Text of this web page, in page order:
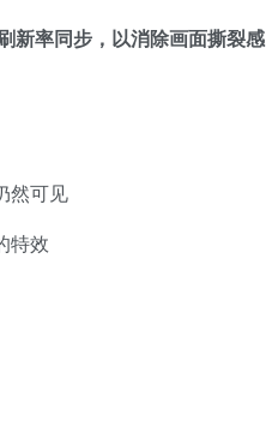
新率同步，以消除画面撕裂感
然可见
特效